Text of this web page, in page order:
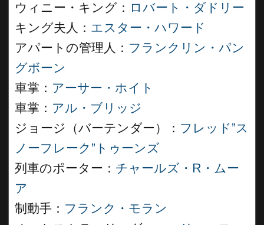
ウィニー・キング： ロバート・ダドリー
キング夫人： エスター・ハワード
アパートの管理人： フランクリン・パン
グボーン
車掌： アーサー・ホイト
車掌： アル・ブリッジ
ジョージ（バーテンダー）： フレッド”ス
ノーフレーク”トゥーンズ
列車のポーター： チャールズ・R・ムー
ア
制動手： フランク・モラン